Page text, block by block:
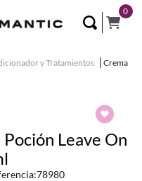
0
y Tratamientos
Crema
Leave On
:78980